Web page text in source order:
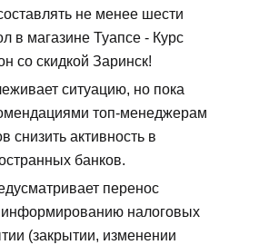
не менее шести
в магазине Туапсе - Курс
со скидкой Заринск!
ситуацию, но пока
топ-менеджерам
снизить активность в
банков.
перенос
информированию налоговых
(закрытии, изменении